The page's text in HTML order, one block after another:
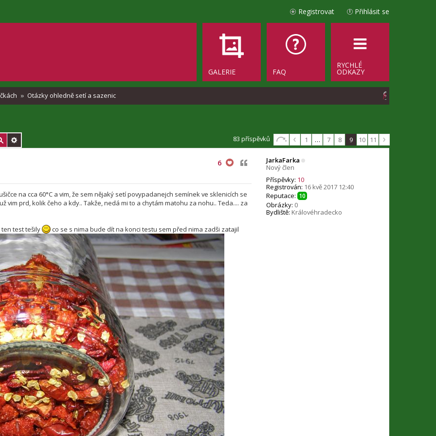
Přihlásit se
Registrovat
RYCHLÉ
ODKAZY
FAQ
GALERIE
Otázky ohledně setí a sazenic
H
d
a
83 příspěvků 1 … 7 8 9 10 11
JarkaFarka
Nový člen
Příspěvky: 10
Registrován: 16 kvě 2017 12:40
Reputace: 10
Obrázky: 0
Bydliště: Královéhradecko
6 Citovat
na cca 60°C a vim, že sem nějaký setí povypadanejch semínek ve sklenicích se
vim prd, kolik čeho a kdy.. Takže, nedá mi to a chytám matohu za nohu.. Teda.... za
test tešily
co se s nima bude dít na konci testu sem před nima zadši zatajil